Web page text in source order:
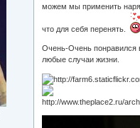
можем мы применить
что для себя перенять.
Очень-Очень понравился
любые случаи жизни.